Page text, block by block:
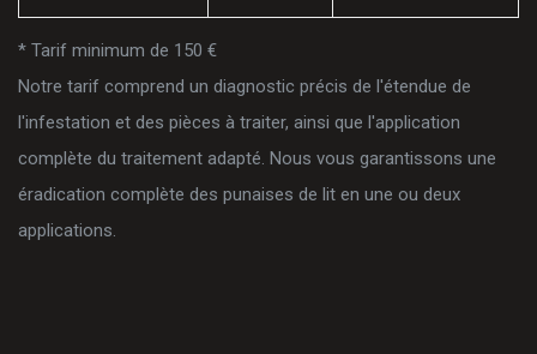
* Tarif minimum de 150 €
Notre tarif comprend un diagnostic précis de l'étendue de
l'infestation et des pièces à traiter, ainsi que l'application
complète du traitement adapté. Nous vous garantissons une
éradication complète des punaises de lit en une ou deux
applications.